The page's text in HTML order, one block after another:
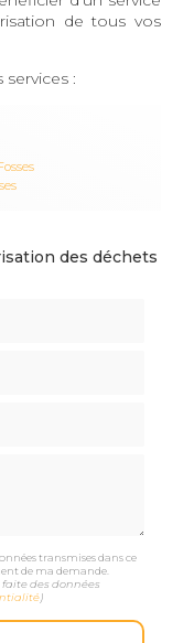
de tous vos
:
des déchets
transmises dans ce
de ma demande.
des données
)